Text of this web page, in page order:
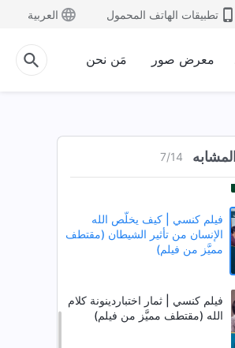
تطبيقات الهاتف المحمول العربية
معرض صور مَن نحن
7/14
فيلم كنسي | كيف يؤدي الله عمل
الدينونة في الأيام الأخيرة؟ (مقتطف
فيلم كنسي | كيف يؤدي الله عمل
دينونة الأيام الأخيرة ليطهِّر البشرية
(مقتطف مميَّز من فيلم)
فيلم كنسي | كيف يخلّص الله
الإنسان من تأثير الشيطان (مقتطف
مميَّز من فيلم)
فيلم كنسي | ثمار اختباردينونة كلام
الله (مقتطف مميَّز من فيلم)